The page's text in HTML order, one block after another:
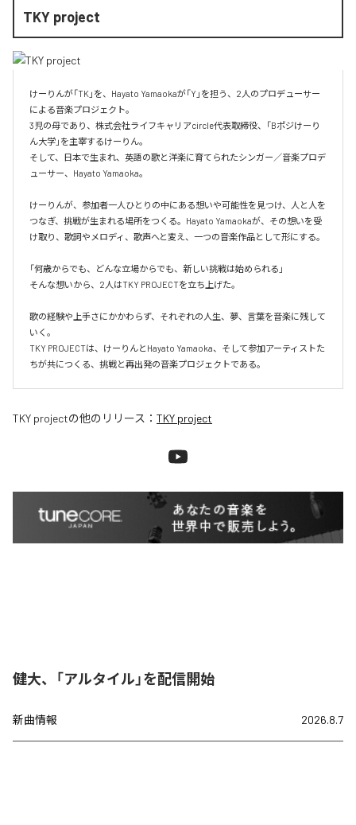
TKY project
けーりんが「TK」を、Hayato Yamaokaが「Y」を担う、2人のプロデューサー
による音楽プロジェクト。
3児の母であり、株式会社ライフキャリアcircle代表取締役、「Bポジけーり
ん大学」を主宰するけーりん。
そして、日本で生まれ、英語の歌と洋楽に育てられたシンガー／音楽プロデ
ューサー、Hayato Yamaoka。
けーりんが、参加者一人ひとりの中にある想いや可能性を見つけ、人と人を
つなぎ、挑戦が生まれる場所をつくる。Hayato Yamaokaが、その想いを受
け取り、歌詞やメロディ、歌声へと変え、一つの音楽作品として形にする。
「何歳からでも、どんな立場からでも、新しい挑戦は始められる」
そんな想いから、2人はTKY PROJECTを立ち上げた。
歌の経験や上手さにかかわらず、それぞれの人生、夢、言葉を音楽に残して
いく。
TKY PROJECTは、けーりんとHayato Yamaoka、そして参加アーティストた
ちが共につくる、挑戦と再出発の音楽プロジェクトである。
TKY projectの他のリリース： TKY project
健大、「アルタイル」を配信開始
新曲情報 2026.8.7